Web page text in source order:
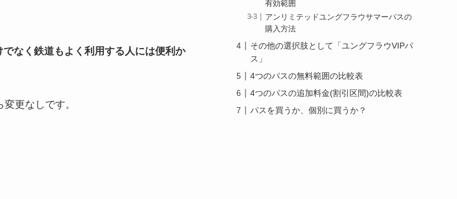
でなく鉄道もよく利用する人には便利か
更なしです。
有効範囲
アンリミテッドユングフラウサマーパスの
購入方法
その他の選択肢として「ユングフラウVIPパ
ス」
4つのパスの無料範囲の比較表
4つのパスの追加料金(割引区間)の比較表
パスを買うか、個別に買うか？